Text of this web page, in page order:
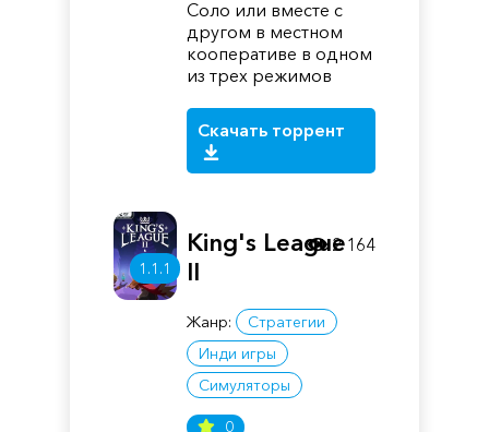
Соло или вместе с
другом в местном
кооперативе в одном
из трех режимов
Скачать торрент
1.1.1
King's League
II
Жанр:
Стратегии
Инди игры
Симуляторы
0
2 164